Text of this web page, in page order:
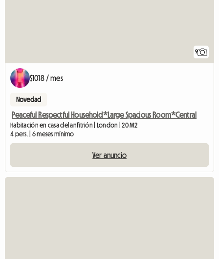
9
$1018 / mes
Novedad
Peaceful Respectful Household*Large Spacious Room*Central
Habitación en casa del anfitrión | London | 20 M2
4 pers. | 6 meses mínimo
Ver anuncio